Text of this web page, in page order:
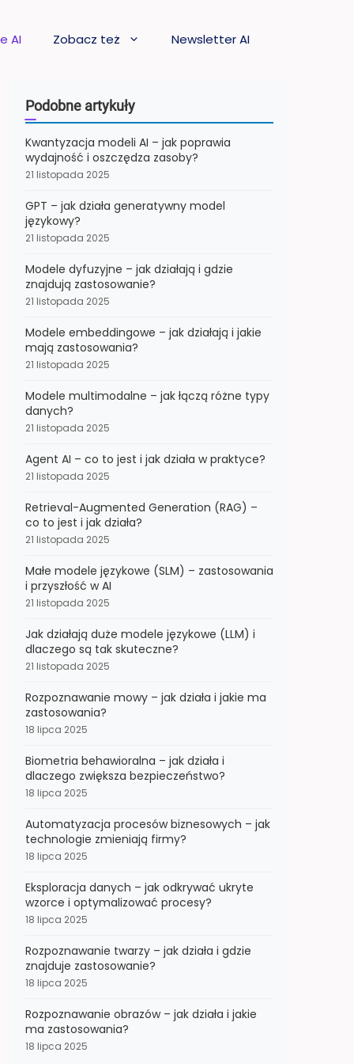
AI Zobacz też Newsletter AI
Podobne artykuły
Kwantyzacja modeli AI – jak poprawia
wydajność i oszczędza zasoby?
21 listopada 2025
GPT – jak działa generatywny model
językowy?
21 listopada 2025
Modele dyfuzyjne – jak działają i gdzie
znajdują zastosowanie?
21 listopada 2025
Modele embeddingowe – jak działają i jakie
mają zastosowania?
21 listopada 2025
Modele multimodalne – jak łączą różne typy
danych?
21 listopada 2025
Agent AI – co to jest i jak działa w praktyce?
21 listopada 2025
Retrieval-Augmented Generation (RAG) –
co to jest i jak działa?
21 listopada 2025
Małe modele językowe (SLM) – zastosowania
i przyszłość w AI
21 listopada 2025
Jak działają duże modele językowe (LLM) i
dlaczego są tak skuteczne?
21 listopada 2025
Rozpoznawanie mowy – jak działa i jakie ma
zastosowania?
18 lipca 2025
Biometria behawioralna – jak działa i
dlaczego zwiększa bezpieczeństwo?
18 lipca 2025
Automatyzacja procesów biznesowych – jak
technologie zmieniają firmy?
18 lipca 2025
Eksploracja danych – jak odkrywać ukryte
wzorce i optymalizować procesy?
18 lipca 2025
Rozpoznawanie twarzy – jak działa i gdzie
znajduje zastosowanie?
18 lipca 2025
Rozpoznawanie obrazów – jak działa i jakie
ma zastosowania?
18 lipca 2025